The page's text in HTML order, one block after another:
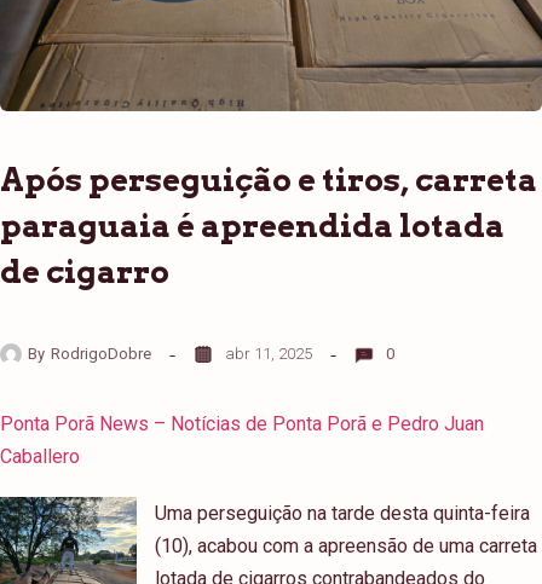
Após perseguição e tiros, carreta
paraguaia é apreendida lotada
de cigarro
By RodrigoDobre abr 11, 2025 0
Ponta Porã News – Notícias de Ponta Porã e Pedro Juan
Caballero
Uma perseguição na tarde desta quinta-feira
(10), acabou com a apreensão de uma carreta
lotada de cigarros contrabandeados do